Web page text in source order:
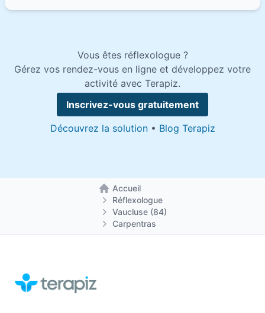
Vous êtes réflexologue ?
Gérez vos rendez-vous en ligne et développez votre
activité avec Terapiz.
Inscrivez-vous gratuitement
Découvrez la solution• Blog Terapiz
Accueil
Retour à la page d'accueil
Réflexologue
Vaucluse (84)
Carpentras